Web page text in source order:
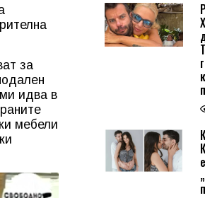
за
идва в
мебели